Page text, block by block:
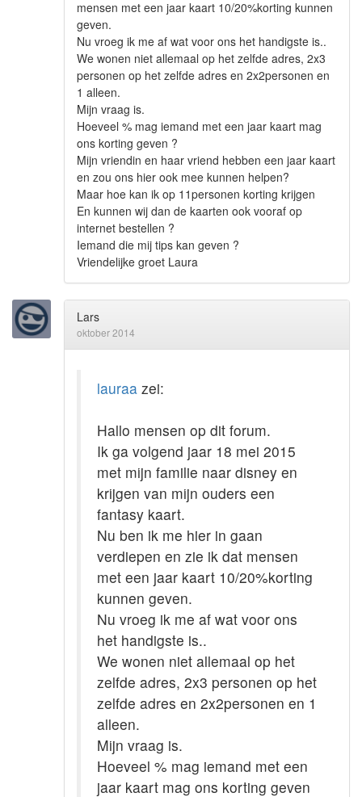
mensen met een jaar kaart 10/20%korting kunnen
geven.
Nu vroeg ik me af wat voor ons het handigste is..
We wonen niet allemaal op het zelfde adres, 2x3
personen op het zelfde adres en 2x2personen en
1 alleen.
Mijn vraag is.
Hoeveel % mag iemand met een jaar kaart mag
ons korting geven ?
Mijn vriendin en haar vriend hebben een jaar kaart
en zou ons hier ook mee kunnen helpen?
Maar hoe kan ik op 11personen korting krijgen
En kunnen wij dan de kaarten ook vooraf op
internet bestellen ?
Iemand die mij tips kan geven ?
Vriendelijke groet Laura
Lars
oktober 2014
lauraa zei:
Hallo mensen op dit forum.
Ik ga volgend jaar 18 mei 2015
met mijn familie naar disney en
krijgen van mijn ouders een
fantasy kaart.
Nu ben ik me hier in gaan
verdiepen en zie ik dat mensen
met een jaar kaart 10/20%korting
kunnen geven.
Nu vroeg ik me af wat voor ons
het handigste is..
We wonen niet allemaal op het
zelfde adres, 2x3 personen op het
zelfde adres en 2x2personen en 1
alleen.
Mijn vraag is.
Hoeveel % mag iemand met een
jaar kaart mag ons korting geven